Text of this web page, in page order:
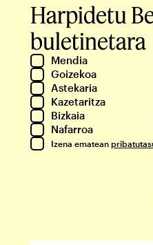
Harpidetu
buletinetara
Mendia
Goizekoa
Astekaria
Kazetaritza
Bizkaia
Nafarroa
Izena ematean